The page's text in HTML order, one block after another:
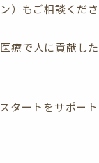
）もご相談くださ
療で人に貢献し
タートをサポート